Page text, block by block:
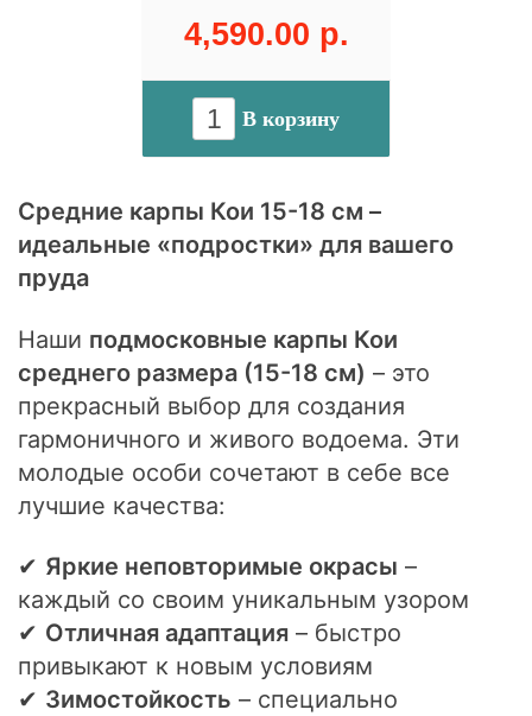
4,590.00 р.
В корзину
Средние карпы Кои 15-18 см –
идеальные «подростки» для вашего
пруда
Наши подмосковные карпы Кои
среднего размера (15-18 см) – это
прекрасный выбор для создания
гармоничного и живого водоема. Эти
молодые особи сочетают в себе все
лучшие качества:
✔ Яркие неповторимые окрасы –
каждый со своим уникальным узором
✔ Отличная адаптация – быстро
привыкают к новым условиям
✔ Зимостойкость – специально